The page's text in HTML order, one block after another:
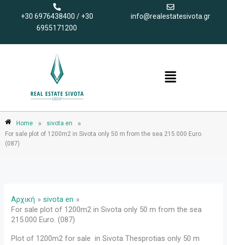
περιεχόμενο
+30 6976438400 / +30
6955171200
info@realestatesivota.gr
Menu
Home » sivota en »
For sale plot of 1200m2 in Sivota only 50 m from the sea 215.000 Euro.
(087)
Αρχική
sivota en
For sale plot of 1200m2 in Sivota only 50 m from the sea
215.000 Euro. (087)
Plot of 1200m2 for sale in Sivota Thesprotias only 50 m